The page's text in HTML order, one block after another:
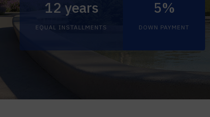
5%
DOWN PAYMENT
12 years
EQUAL INSTALLMENTS